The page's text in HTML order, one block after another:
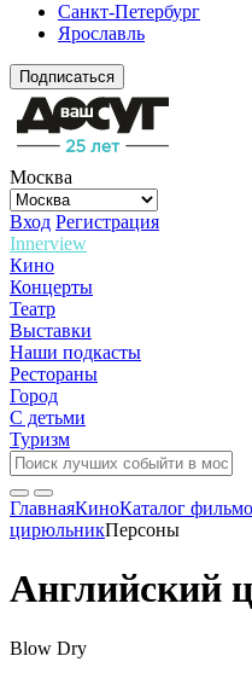
Санкт-Петербург
Ярославль
Подписаться
Москва
Вход Регистрация
Innerview
Кино
Концерты
Театр
Выставки
Наши подкасты
Рестораны
Город
С детьми
Туризм
ГлавнаяКиноКаталог
цирюльникПерсоны
Английский
Blow Dry